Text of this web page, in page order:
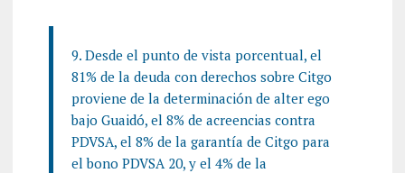
9. Desde el punto de vista porcentual, el
81% de la deuda con derechos sobre Citgo
proviene de la determinación de alter ego
bajo Guaidó, el 8% de acreencias contra
PDVSA, el 8% de la garantía de Citgo para
el bono PDVSA 20, y el 4% de la